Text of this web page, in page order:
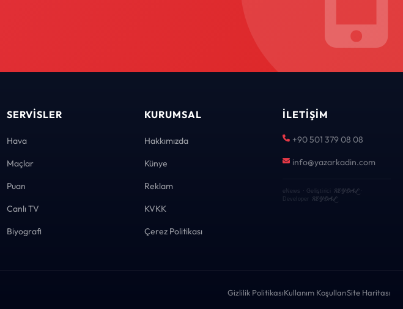
SERVISLER
Hava
Maçlar
Puan
Canlı TV
Biyografi
KURUMSAL
Hakkımızda
Künye
Reklam
KVKK
Çerez Politikası
İLETIŞIM
+90 501 379 08 08
info@yazarkadin.com
eNews · Geliştirici KEYDAL·
Developer KEYDAL
Gizlilik PolitikasıKullanım KoşullarıSite Haritası